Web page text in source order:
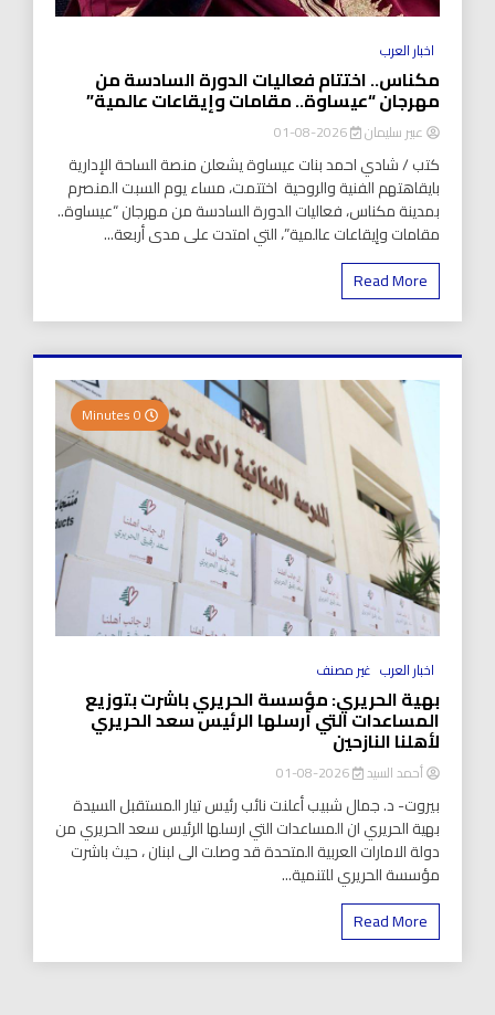
اخبار العرب
مكناس.. اختتام فعاليات الدورة السادسة من
مهرجان “عيساوة.. مقامات وإيقاعات عالمية”
عبير سليمان 2026-08-01
كتب / شادي احمد بنات عيساوة يشعلن منصة الساحة الإدارية
بايقاهتهم الفنية والروحية اختتمت، مساء يوم السبت المنصرم
بمدينة مكناس، فعاليات الدورة السادسة من مهرجان “عيساوة..
مقامات وإيقاعات عالمية”، التي امتدت على مدى أربعة...
Read More
اخبار العرب غير مصنف
بهية الحريري: مؤسسة الحريري باشرت بتوزيع
المساعدات التي أرسلها الرئيس سعد الحريري
لأهلنا النازحين
أحمد السيد 2026-08-01
بيروت- د. جمال شبيب أعلنت نائب رئيس تيار المستقبل السيدة
بهية الحريري ان المساعدات التي ارسلها الرئيس سعد الحريري من
دولة الامارات العربية المتحدة قد وصلت الى لبنان ، حيث باشرت
مؤسسة الحريري للتنمية...
Read More